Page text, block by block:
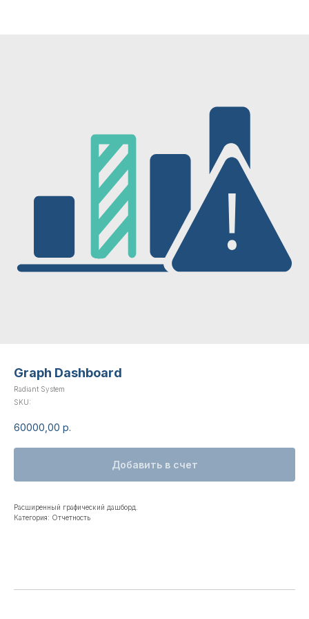
Graph Dashboard
Radiant System
SKU:
60000,00 р.
Добавить в счет
Расширенный графический дашборд.
Категория: Отчетность